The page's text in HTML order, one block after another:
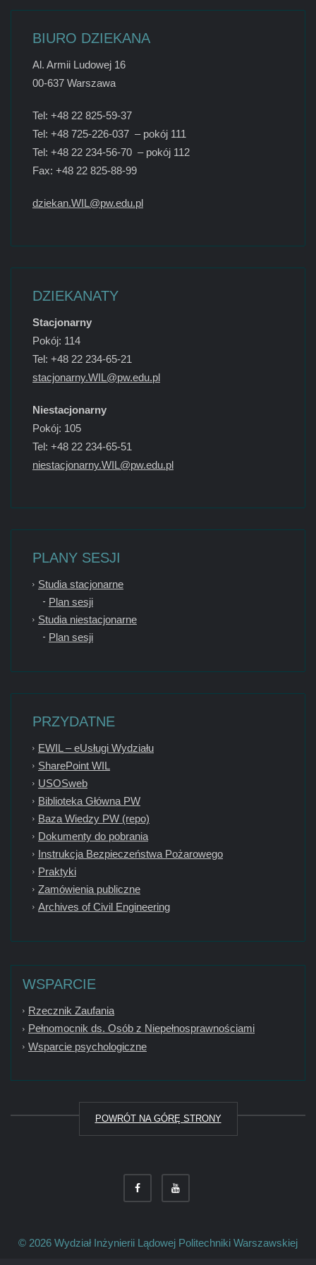
BIURO DZIEKANA
Al. Armii Ludowej 16
00-637 Warszawa
Tel: +48 22 825-59-37
Tel: +48 725-226-037 – pokój 111
Tel: +48 22 234-56-70 – pokój 112
Fax: +48 22 825-88-99
dziekan.WIL@pw.edu.pl
DZIEKANATY
Stacjonarny
Pokój: 114
Tel: +48 22 234-65-21
stacjonarny.WIL@pw.edu.pl
Niestacjonarny
Pokój: 105
Tel: +48 22 234-65-51
niestacjonarny.WIL@pw.edu.pl
PLANY SESJI
Studia stacjonarne
Plan sesji
Studia niestacjonarne
Plan sesji
PRZYDATNE
EWIL – eUsługi Wydziału
SharePoint WIL
USOSweb
Biblioteka Główna PW
Baza Wiedzy PW (repo)
Dokumenty do pobrania
Instrukcja Bezpieczeństwa Pożarowego
Praktyki
Zamówienia publiczne
Archives of Civil Engineering
WSPARCIE
Rzecznik Zaufania
Pełnomocnik ds. Osób z Niepełnosprawnościami
Wsparcie psychologiczne
POWRÓT NA GÓRĘ STRONY
© 2026 Wydział Inżynierii Lądowej Politechniki Warszawskiej